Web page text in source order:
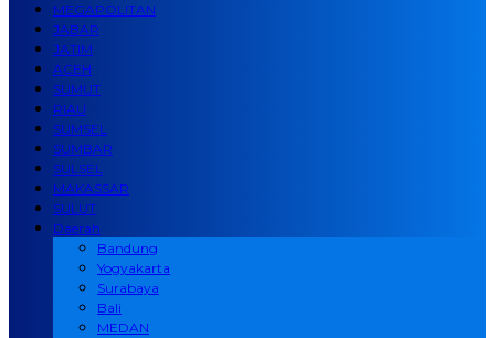
MEGAPOLITAN
JABAR
JATIM
ACEH
SUMUT
RIAU
SUMSEL
SUMBAR
SULSEL
MAKASSAR
SULUT
Daerah
Bandung
Yogyakarta
Surabaya
Bali
MEDAN